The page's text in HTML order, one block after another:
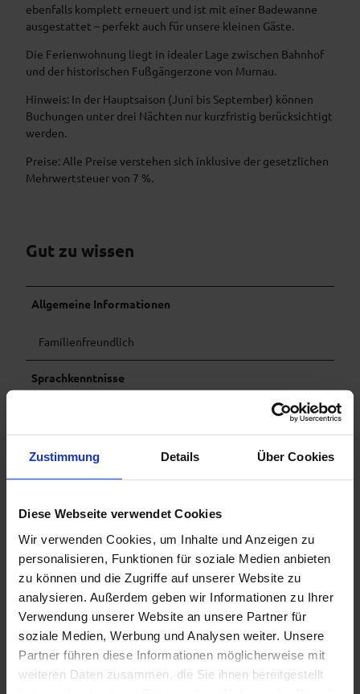
Zustimmung Details Über Cookies
Diese Webseite verwendet Cookies
Wir verwenden Cookies, um Inhalte und Anzeigen zu
personalisieren, Funktionen für soziale Medien anbieten
zu können und die Zugriffe auf unserer Website zu
analysieren. Außerdem geben wir Informationen zu Ihrer
Verwendung unserer Website an unsere Partner für
soziale Medien, Werbung und Analysen weiter. Unsere
Partner führen diese Informationen möglicherweise mit
weiteren Daten zusammen, die Sie ihnen bereitgestellt
ebenfalls komplett erneuert und ist mit einer Badewanne
ausgestattet – perfekt auch für unsere kleinen Gäste.
Die Ferienwohnung liegt in idealer Lage zwischen Bahnhof
und der historischen Fußgängerzone von Murnau.
Hinweis: In der Hauptsaison (Juni bis September) können
Buchungen unter drei Nächten nur kurzfristig berücksichtigt
werden.
Preise: Alle Preise verstehen sich inklusive der gesetzlichen
Mehrwertsteuer von 7 %.
Gut zu wissen
Allgemeine Informationen
Familienfreundlich
Sprachkenntnisse
Anzahl Betten
Anzahl der Ferienwohnungen
Sprachkenntnisse
Zahlungsmöglichkeiten
Barzahlung, Überweisung